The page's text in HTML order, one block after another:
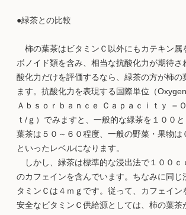
●緑茶との比較
柿の葉茶はビタミンＣ以外にもカテキン属
ボノイド類を含み、相当な抗酸化力が期待さ
酸化力だけを評価するなら、緑茶の方が柿の
ます。抗酸化力を表現する国際単位（
Ａｂｓｏｒｂａｎｃｅ Ｃａｐａｃｉｔｙ ＝
ｔ/ｇ）でみますと、一般的な緑茶を１００
葉茶は５０～６０程度、一般の野菜・果物は
といったレベルになります。
しかし、緑茶は標準的な浸出法で１００ｃ
のカフェインを含んでいます。ちなみに同じ
タミンＣは４ｍｇです。従って、カフェイン
安全なビタミンＣ供給源としては、柿の葉茶